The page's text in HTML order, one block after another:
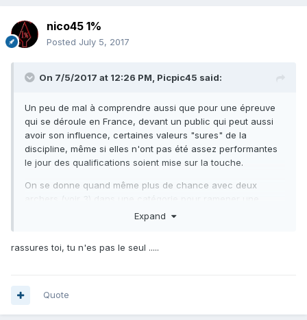
nico45 1%
Posted July 5, 2017
On 7/5/2017 at 12:26 PM, Picpic45 said:
Un peu de mal à comprendre aussi que pour une épreuve
qui se déroule en France, devant un public qui peut aussi
avoir son influence, certaines valeurs "sures" de la
discipline, même si elles n'ont pas été assez performantes
le jour des qualifications soient mise sur la touche.
On se donne quand même plus de chance avec deux
archers (voir 3) dans une catégorie pour ramener une
médaille qu'avec une seule personne.
sport individuel, l'esprit d'équipe peut aussi donner des
l'avenir.
Je ne suis qu'un tout petit archer de base, mais j'ai souvent
Expand
rassures toi, tu n'es pas le seul .....
Quote